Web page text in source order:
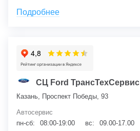
Подробнее
СЦ Ford ТрансТехСервис
Казань, Проспект Победы, 93
Автосервис
пн-сб:
08:00-19:00 вс: 09.00-17.00